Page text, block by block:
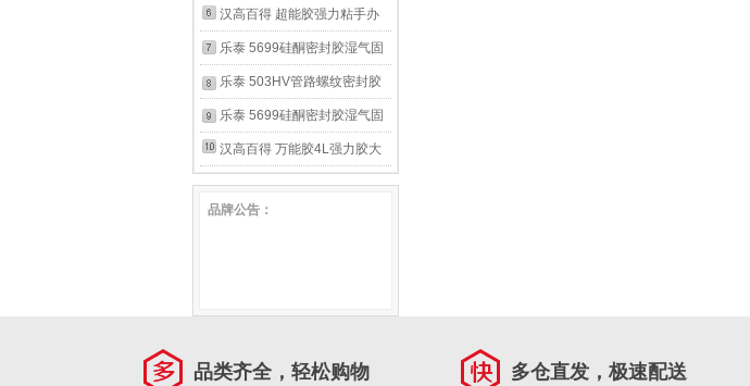
145-185） 10档高度伸缩调
节
叠成人一对送单脚 身高145-
185cm 10档高度伸缩调节
器助行器训练走路 典雅黑 折
叠成人单根 送单脚（身高
145-185） 10档高度伸缩调
节
胶水强力粘家居装饰地板木材
金属塑料修补胶 PX4L 4L
498 414 454 460 480 495
435 424 低粘度 塑料橡塑橡
胶 20g
汉高百得 超能胶强力粘手办
胶水快干强力粘鞋皮革陶瓷玻
璃金属塑料橡胶DIY手工饰品
玩具模型摆件修补胶 12卡装
PSK12CT-2 PSK12CT-2
乐泰 5699硅酮密封胶湿气固
化耐油 金属零件修补剂塑料
机加工铸造金属外壳变速箱刚
性法兰密封 300ml 5699
乐泰 503HV管路螺纹密封胶
半液状抗环境 自动点胶应用
有弹性紧贴密封胶粘接螺旋直
乐泰 5699硅酮密封胶湿气固
化耐油 金属零件修补剂塑料
性法兰密封 95g 5699
汉高百得 万能胶4L强力胶大
桶装罐装 万能胶水强力粘灌
封材料密封胶环保木工胶 金
品牌公告：
品类齐全，轻松购物 多仓直发，极速配送